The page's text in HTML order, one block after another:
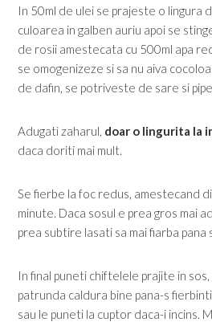
In 50ml de ulei se prajeste o lingura
culoarea in galben auriu apoi se
de rosii amestecata cu 500ml apa
se omogenizeze si sa nu aiva
de dafin, se potriveste de sare si
Adugati zaharul, doar o lingurita la
daca doriti mai mult.
Se fierbe la foc redus, amestecand
minute. Daca sosul e prea gros mai
prea subtire lasati sa mai fiarba pana
In final puneti chiftelele prajite in sos,
patrunda caldura bine pana-s
sau le puneti la cuptor daca-i incins.